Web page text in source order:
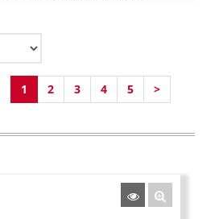
1 2 3 4 5 >